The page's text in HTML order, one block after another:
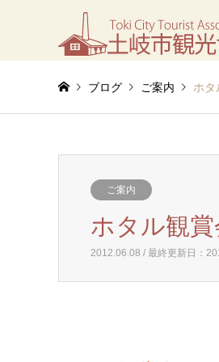
ブログ ご案内 ホタ
ご案内
ホタル観
2012.06.08 / 最終更新日：